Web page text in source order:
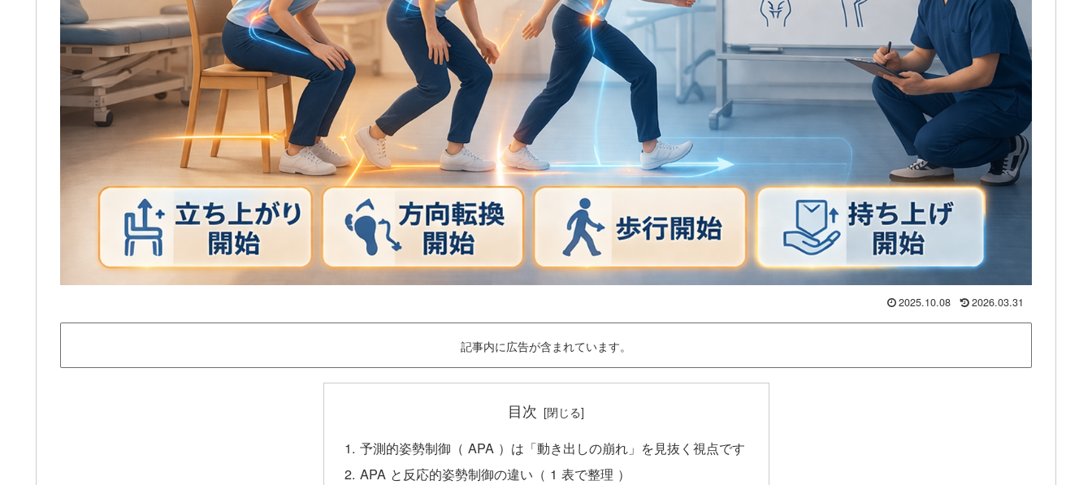
2025.10.08 2026.03.31
記事内に広告が含まれています。
目次
予測的姿勢制御（ APA ）は「動き出しの崩れ」を見抜く視点です
APA と反応的姿勢制御の違い（ 1 表で整理 ）